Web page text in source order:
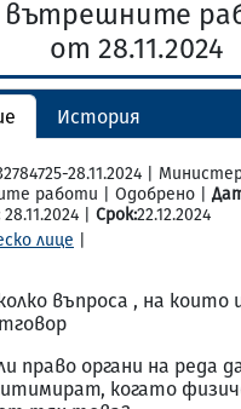
вътрешните
от 28.11.2024
История
28.11.2024 |
работи | Одобрено |
28.11.2024 | Срок:22.12.2024
лице
въпроса , на които
право органи на реда
когато